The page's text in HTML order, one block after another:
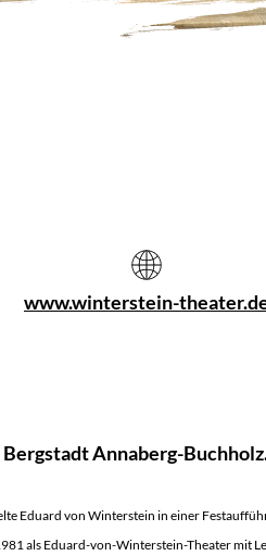
www.winterstein-
Annaberg-
Eduard von Winterstein in einer
als Eduard-von-Winterstein-Theater mit